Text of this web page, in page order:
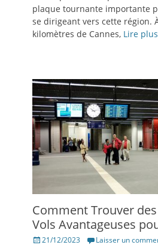
plaque tournante importante
se dirigeant vers cette région.
kilomètres de Cannes, Lire plus
Comment Trouver
Vols Avantageuses
Posté21/12/2023 Laisser un